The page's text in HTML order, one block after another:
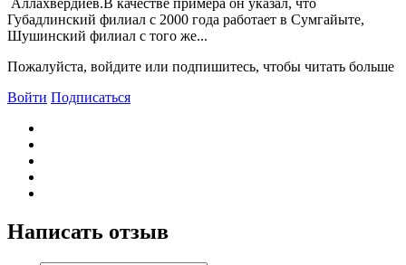
Аллахвердиев.В качестве примера он указал, что
Губадлинский филиал с 2000 года работает в Сумгайыте,
Шушинский филиал с того же...
Пожалуйста, войдите или подпишитесь, чтобы читать больше
Войти Подписаться
Написать отзыв